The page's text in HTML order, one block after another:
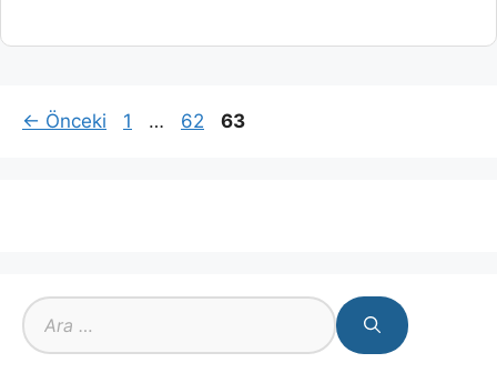
← Önceki Sayfa
1 … Sayfa
62 Sayfa
63
için
ara